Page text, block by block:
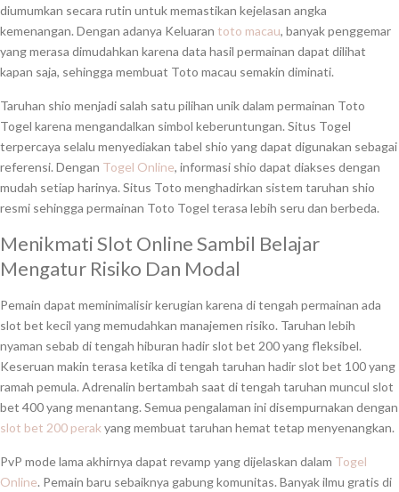
diumumkan secara rutin untuk memastikan kejelasan angka
kemenangan. Dengan adanya Keluaran toto macau, banyak penggemar
yang merasa dimudahkan karena data hasil permainan dapat dilihat
kapan saja, sehingga membuat Toto macau semakin diminati.
Taruhan shio menjadi salah satu pilihan unik dalam permainan Toto
Togel karena mengandalkan simbol keberuntungan. Situs Togel
terpercaya selalu menyediakan tabel shio yang dapat digunakan sebagai
referensi. Dengan Togel Online, informasi shio dapat diakses dengan
mudah setiap harinya. Situs Toto menghadirkan sistem taruhan shio
resmi sehingga permainan Toto Togel terasa lebih seru dan berbeda.
Menikmati Slot Online Sambil Belajar
Mengatur Risiko Dan Modal
Pemain dapat meminimalisir kerugian karena di tengah permainan ada
slot bet kecil yang memudahkan manajemen risiko. Taruhan lebih
nyaman sebab di tengah hiburan hadir slot bet 200 yang fleksibel.
Keseruan makin terasa ketika di tengah taruhan hadir slot bet 100 yang
ramah pemula. Adrenalin bertambah saat di tengah taruhan muncul slot
bet 400 yang menantang. Semua pengalaman ini disempurnakan dengan
slot bet 200 perakyang membuat taruhan hemat tetap menyenangkan.
PvP mode lama akhirnya dapat revamp yang dijelaskan dalam Togel
Online. Pemain baru sebaiknya gabung komunitas. Banyak ilmu gratis di